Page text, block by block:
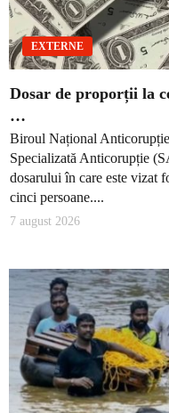
EXTERNE
Dosar de proporții la
…
Biroul Național
Specializată Anticorupție
dosarului în care este vizat
cinci persoane....
7 august 2026